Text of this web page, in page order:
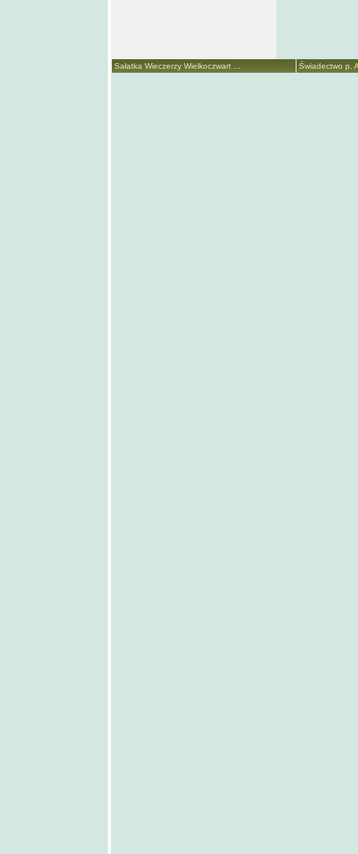
Sałatka Wieczerzy Wielkoczwart ... Świadectwo p.